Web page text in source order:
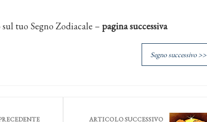
tuo Segno Zodiacale – pagina successiva
Segno successivo >>
ARTICOLO SUCCESSIVO